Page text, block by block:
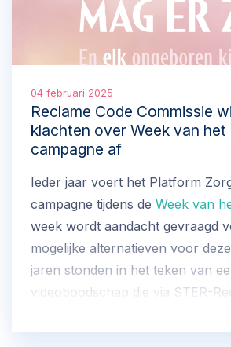
04 februari 2025
Reclame Code Commissie
klachten over Week van het
campagne af
Ieder jaar voert het Platform
campagne tijdens de Week van
week wordt aandacht gevraagd
mogelijke alternatieven voor
jaren stonden in het teken van
videoboodschap die via STER-
binnen over deze